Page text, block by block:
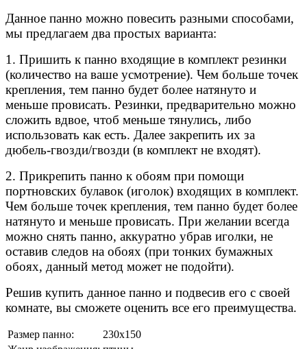
Данное панно можно повесить разными способами,
мы предлагаем два простых варианта:
1. Пришить к панно входящие в комплект резинки
(количество на ваше усмотрение). Чем больше точек
крепления, тем панно будет более натянуто и
меньше провисать. Резинки, предварительно можно
сложить вдвое, чтоб меньше тянулись, либо
использовать как есть. Далее закрепить их за
дюбель-гвозди/гвозди (в комплект не входят).
2. Прикрепить панно к обоям при помощи
портновских булавок (иголок) входящих в комплект.
Чем больше точек крепления, тем панно будет более
натянуто и меньше провисать. При желании всегда
можно снять панно, аккуратно убрав иголки, не
оставив следов на обоях (при тонких бумажных
обоях, данный метод может не подойти).
Решив купить данное панно и подвесив его с своей
комнате, вы сможете оценить все его преимущества.
Размер панно:
230х150